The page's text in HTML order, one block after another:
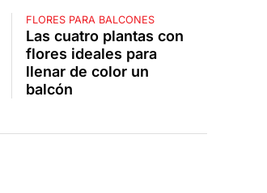
FLORES PARA BALCONES
Las cuatro plantas con
flores ideales para
llenar de color un
balcón